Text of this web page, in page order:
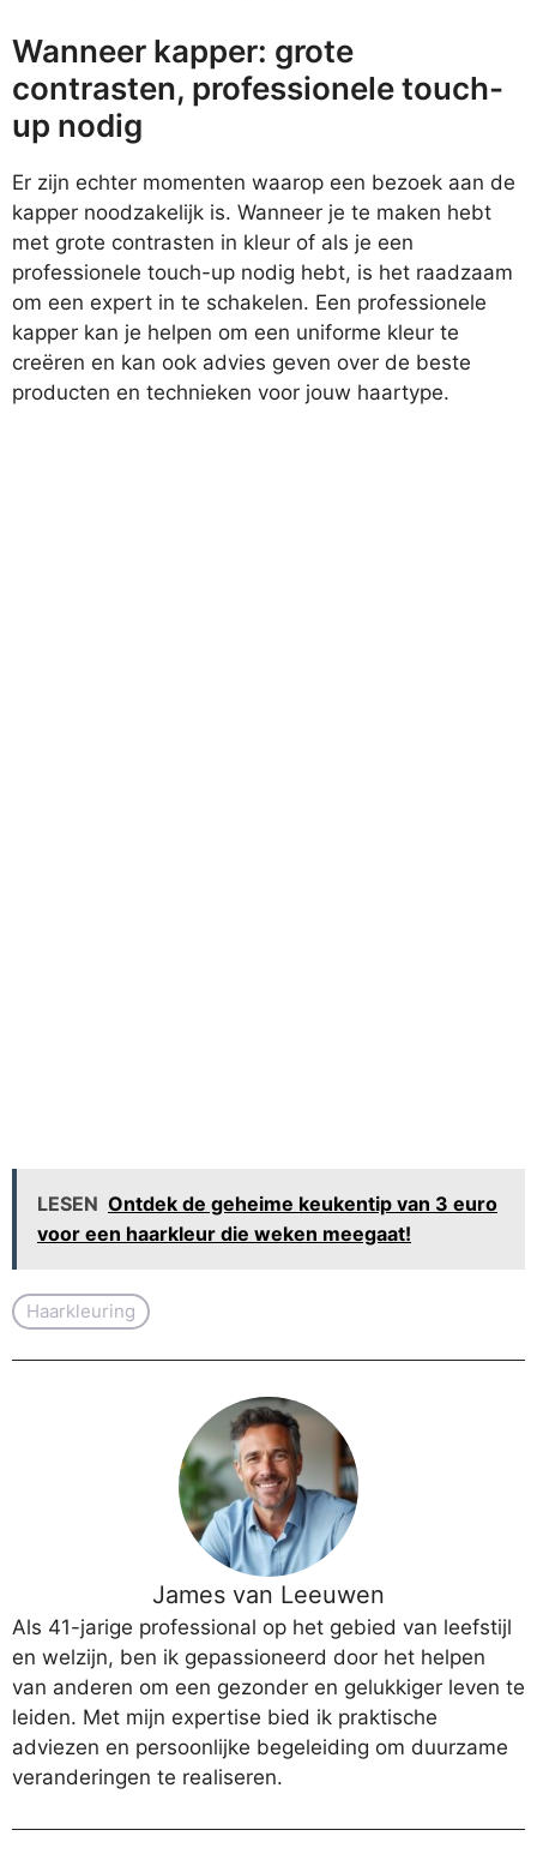
Wanneer kapper: grote
contrasten, professionele touch-
up nodig
Er zijn echter momenten waarop een bezoek aan de
kapper noodzakelijk is. Wanneer je te maken hebt
met grote contrasten in kleur of als je een
professionele touch-up nodig hebt, is het raadzaam
om een expert in te schakelen. Een professionele
kapper kan je helpen om een uniforme kleur te
creëren en kan ook advies geven over de beste
producten en technieken voor jouw haartype.
LESEN Ontdek de geheime keukentip van 3 euro
voor een haarkleur die weken meegaat!
Haarkleuring
James van Leeuwen
Als 41-jarige professional op het gebied van leefstijl
en welzijn, ben ik gepassioneerd door het helpen
van anderen om een gezonder en gelukkiger leven te
leiden. Met mijn expertise bied ik praktische
adviezen en persoonlijke begeleiding om duurzame
veranderingen te realiseren.